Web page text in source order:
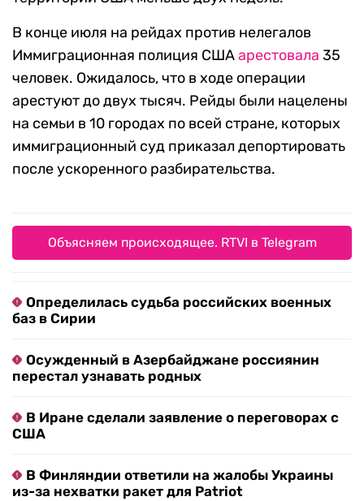
В конце июля на рейдах против нелегалов
Иммиграционная полиция СШАарестовала 35
человек. Ожидалось, что в ходе операции
арестуют до двух тысяч. Рейды были нацелены
на семьи в 10 городах по всей стране, которых
иммиграционный суд приказал депортировать
после ускоренного разбирательства.
Объясняем происходящее. RTVI в Telegram
Определилась судьба российских военных
баз в Сирии
Осужденный в Азербайджане россиянин
перестал узнавать родных
В Иране сделали заявление о переговорах с
США
В Финляндии ответили на жалобы Украины
из-за нехватки ракет для Patriot